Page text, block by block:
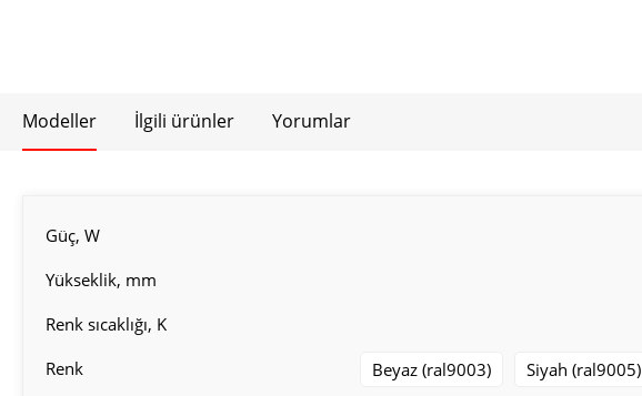
Modeller İlgili ürünler Yorumlar
Güç, W
Yükseklik, mm
Renk sıcaklığı, K
Renk
Beyaz (ral9003) Siyah (ral9005)